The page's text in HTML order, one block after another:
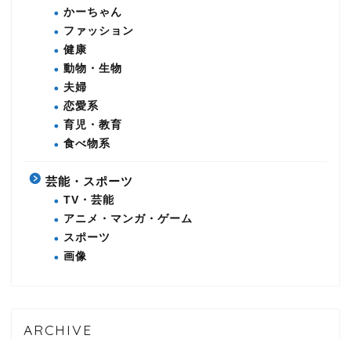
かーちゃん
ファッション
健康
動物・生物
夫婦
恋愛系
育児・教育
食べ物系
芸能・スポーツ
TV・芸能
アニメ・マンガ・ゲーム
スポーツ
画像
ARCHIVE